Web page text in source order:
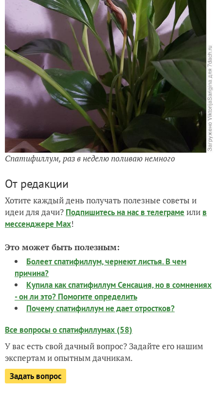
Спатифиллум, раз в неделю поливаю немного
От редакции
Хотите каждый день получать полезные советы и
идеи для дачи? Подпишитесь на нас в телеграме или в
мессенджере Max!
Это может быть полезным:
Болеет спатифиллум, чернеют листья. В чем
причина?
Купила как спатифиллум Сенсация, но в сомнениях
- он ли это? Помогите определить
Почему спатифиллум не дает отростков?
Все вопросы о спатифиллумах (58)
У вас есть свой дачный вопрос? Задайте его нашим
экспертам и опытным дачникам.
Задать вопрос